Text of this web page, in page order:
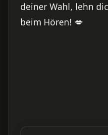
deiner Wahl, lehn
beim Hören! 💋